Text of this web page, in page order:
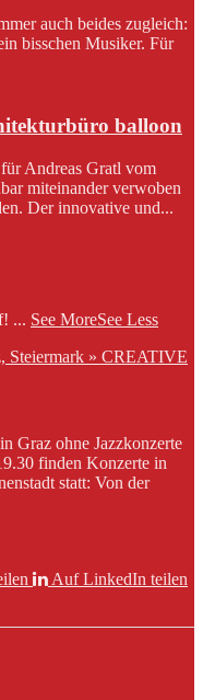
auch beides zugleich:
bisschen Musiker. Für
balloon
Andreas Gratl vom
miteinander verwoben
Der innovative und...
... See MoreSee Less
Steiermark » CREATIVE
Graz ohne Jazzkonzerte
finden Konzerte in
statt: Von der
Auf LinkedIn teilen